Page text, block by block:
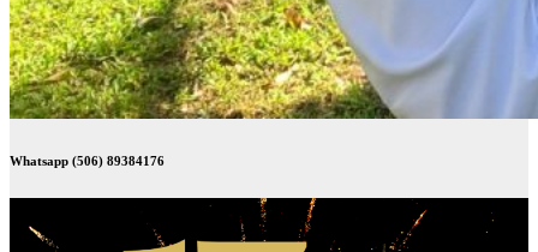
Whatsapp (506) 89384176